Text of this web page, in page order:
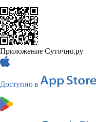
Приложение Суточно.ру
Доступно в